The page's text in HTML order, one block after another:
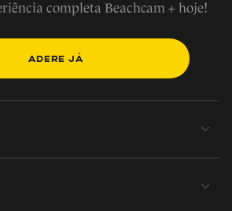
completa Beachcam + hoje!
ADERE JÁ